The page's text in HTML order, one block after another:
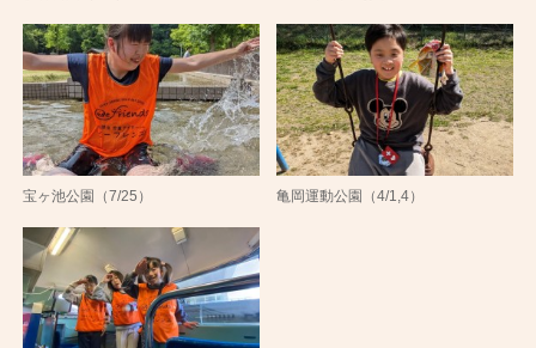
宝ヶ池公園（7/25） 亀岡運動公園（4/1,4）